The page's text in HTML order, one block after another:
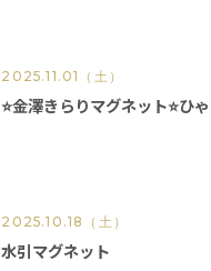
2025.11.01 （土）
⭐️金澤きらりマグネット⭐️ひ
2025.10.18 （土）
水引マグネット